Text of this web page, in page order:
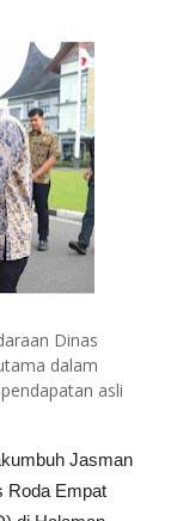
Dinas
dalam
asli
Jasman
Roda Empat